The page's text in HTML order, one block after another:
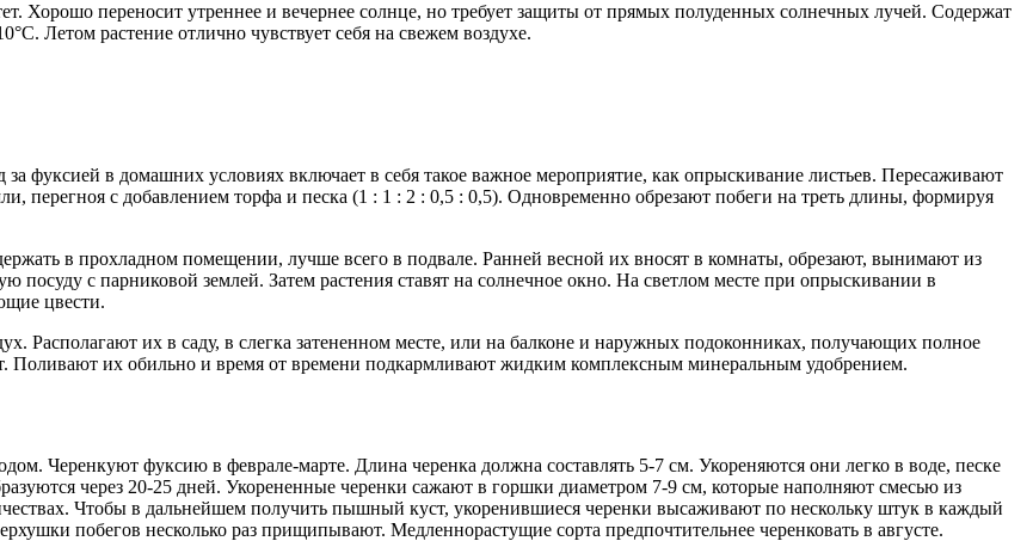
Хорошо переносит утреннее и вечернее солнце, но требует защиты от прямых полуденных солнечных лучей. Содержат
Летом растение отлично чувствует себя на свежем воздухе.
фуксией в домашних условиях включает в себя такое важное мероприятие, как опрыскивание листьев. Пересаживают
перегноя с добавлением торфа и песка (1 : 1 : 2 : 0,5 : 0,5). Одновременно обрезают побеги на треть длины, формируя
в прохладном помещении, лучше всего в подвале. Ранней весной их вносят в комнаты, обрезают, вынимают из
с парниковой землей. Затем растения ставят на солнечное окно. На светлом месте при опрыскивании в
цвести.
Располагают их в саду, в слегка затененном месте, или на балконе и наружных подоконниках, получающих полное
Поливают их обильно и время от времени подкармливают жидким комплексным минеральным удобрением.
Черенкуют фуксию в феврале-марте. Длина черенка должна составлять 5-7 см. Укореняются они легко в воде, песке
через 20-25 дней. Укорененные черенки сажают в горшки диаметром 7-9 см, которые наполняют смесью из
Чтобы в дальнейшем получить пышный куст, укоренившиеся черенки высаживают по нескольку штук в каждый
побегов несколько раз прищипывают. Медленнорастущие сорта предпочтительнее черенковать в августе.